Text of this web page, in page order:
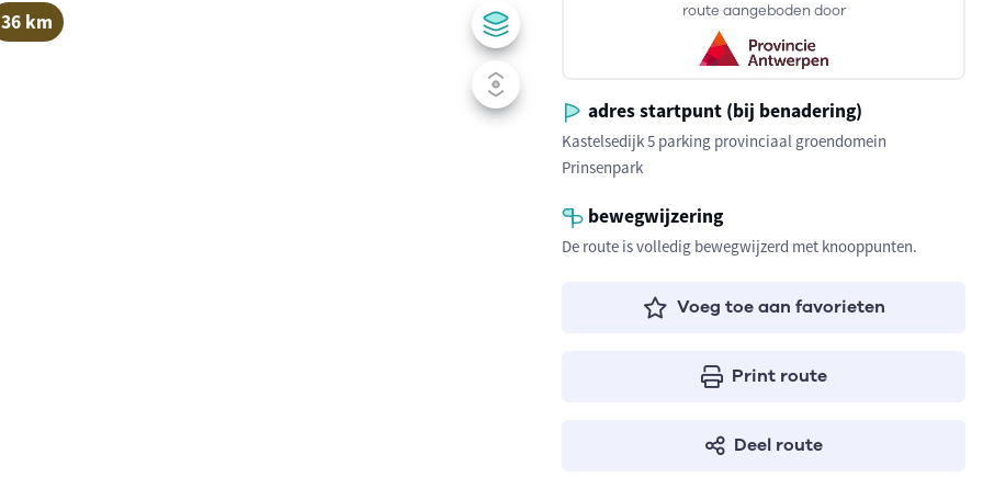
36 km route aangeboden door
adres startpunt (bij benadering)
Kastelsedijk 5 parking provinciaal groendomein
Prinsenpark
bewegwijzering
De route is volledig bewegwijzerd met knooppunten.
Voeg toe aan favorieten
Print route
Deel route